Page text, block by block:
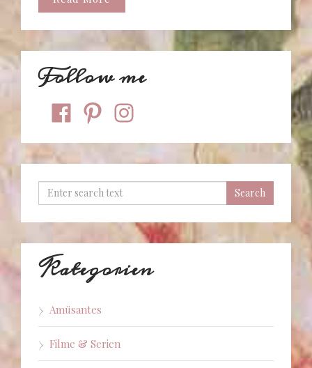
Follow me
facebookpinterestinstagram
Kategorien
Amüsantes
Filme & Serien